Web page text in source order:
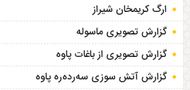
ارگ کریمخان شیراز
گزارش تصویری ماسوله
گزارش تصویری از باغات پاوه
گزارش آتش سوزی سەردەرە پاوه